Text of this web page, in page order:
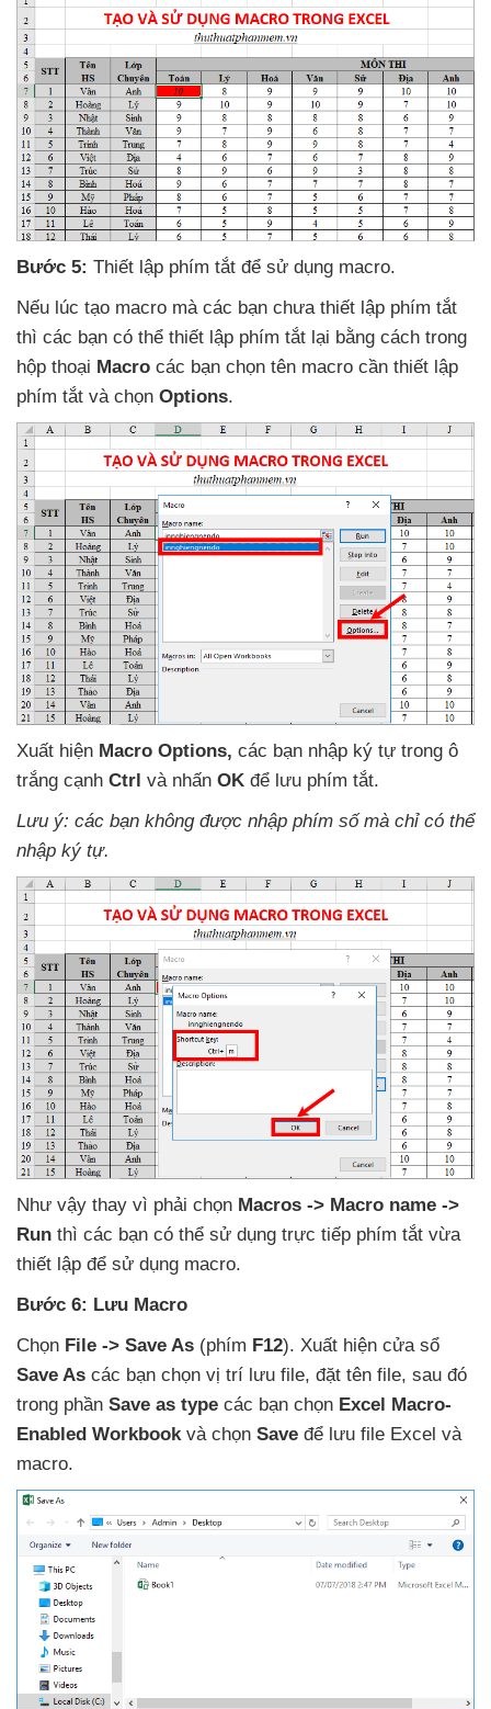
Bước 5: Thiết lập phím tắt để sử dụng macro.
Nếu lúc tạo macro mà các bạn chưa thiết lập phím tắt
thì các bạn có thể thiết lập phím tắt lại bằng cách trong
hộp thoại Macro các bạn chọn tên macro cần thiết lập
phím tắt và chọn Options.
Xuất hiện Macro Options, các bạn nhập ký tự trong ô
trắng cạnh Ctrl và nhấn OK để lưu phím tắt.
Lưu ý: các bạn không được nhập phím số mà chỉ có thể
nhập ký tự.
Như vậy thay vì phải chọn Macros -> Macro name ->
Run thì các bạn có thể sử dụng trực tiếp phím tắt vừa
thiết lập để sử dụng macro.
Bước 6: Lưu Macro
Chọn File -> Save As (phím F12). Xuất hiện cửa sổ
Save As các bạn chọn vị trí lưu file, đặt tên file, sau đó
trong phần Save as type các bạn chọn Excel Macro-
Enabled Workbook và chọn Save để lưu file Excel và
macro.